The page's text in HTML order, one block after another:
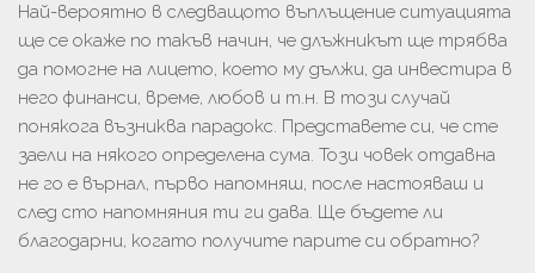
Най-вероятно в следващото въплъщение ситуацията
ще се окаже по такъв начин, че длъжникът ще трябва
да помогне на лицето, което му дължи, да инвестира в
него финанси, време, любов и т.н. В този случай
понякога възниква парадокс. Представете си, че сте
заели на някого определена сума. Този човек отдавна
не го е върнал, първо напомняш, после настояваш и
след сто напомняния ти ги дава. Ще бъдете ли
благодарни, когато получите парите си обратно?